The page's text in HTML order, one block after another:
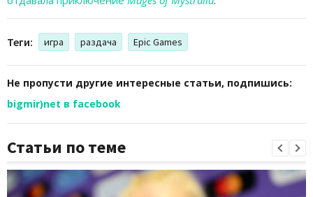
Теги: игра раздача Epic Games
Не пропусти другие интересные статьи, подпишись:
bigmir)net в facebook
Статьи по теме